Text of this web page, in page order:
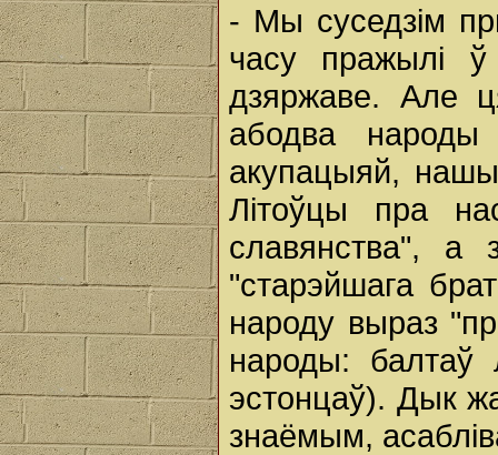
- Мы суседзім
часу пражылі
дзяржаве. Але
абодва
акупацыяй,
Літоўцы пра
славянства", а
"старэйшага
народу выраз
народы: балтаў
эстонцаў). Дык
знаёмым,